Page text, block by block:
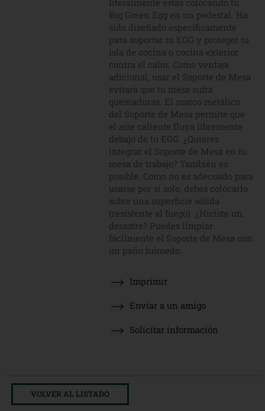
literalmente estás colocando tu
Big Green Egg en un pedestal. Ha
sido diseñado específicamente
para soportar tu EGG y proteger tu
isla de cocina o cocina exterior
contra el calor. Como ventaja
adicional, usar el Soporte de Mesa
evitará que tu mesa sufra
quemaduras. El marco metálico
del Soporte de Mesa permite que
el aire caliente fluya libremente
debajo de tu EGG. ¿Quieres
integrar el Soporte de Mesa en tu
mesa de trabajo? También es
posible. Como no es adecuado para
usarse por sí solo, debes colocarlo
sobre una superficie sólida
(resistente al fuego). ¿Hiciste un
desastre? Puedes limpiar
fácilmente el Soporte de Mesa con
un paño húmedo.
Imprimir
Enviar a un amigo
Solicitar información
VOLVER AL LISTADO